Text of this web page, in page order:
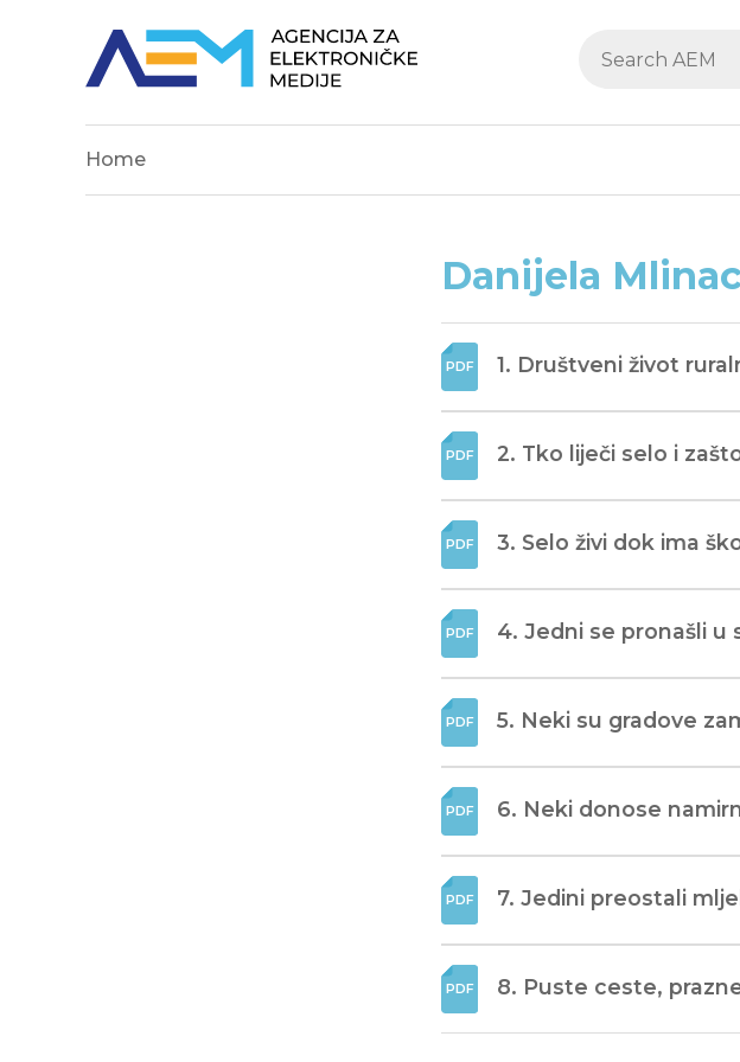
Home
Danijela
1. Društveni život
2. Tko liječi selo i
3. Selo živi dok ima
4. Jedni se pronašli u
5. Neki su gradove
6. Neki donose
7. Jedini preostali
8. Puste ceste,